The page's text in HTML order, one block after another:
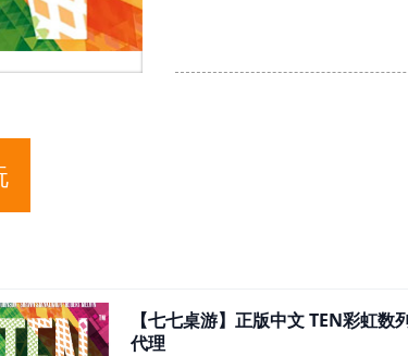
【七七桌游】正版中文 TEN彩虹
代理